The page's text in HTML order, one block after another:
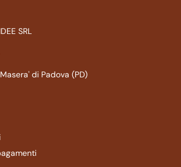
SRL
di Padova (PD)